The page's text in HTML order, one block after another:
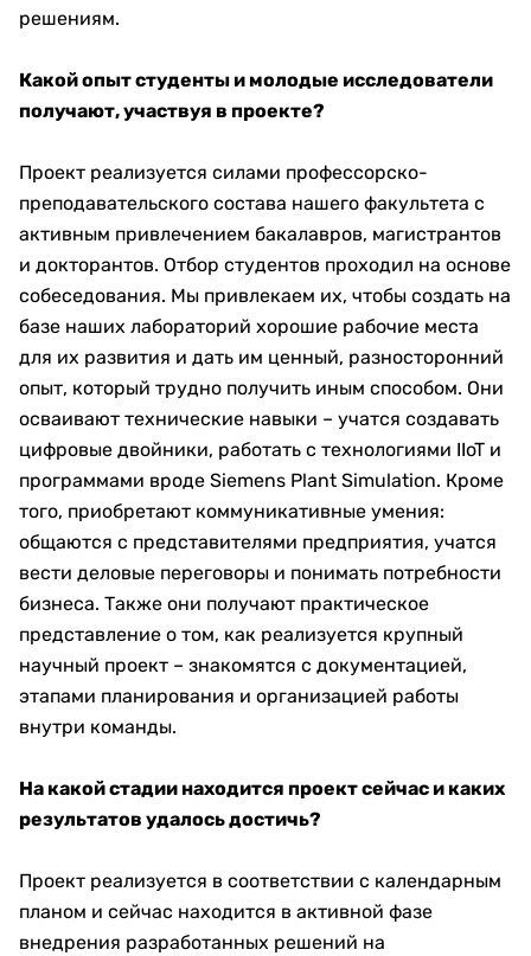
решениям.
Какой опыт студенты и молодые исследователи
получают, участвуя в проекте?
Проект реализуется силами профессорско-
преподавательского состава нашего факультета с
активным привлечением бакалавров, магистрантов
и докторантов. Отбор студентов проходил на основе
собеседования. Мы привлекаем их, чтобы создать на
базе наших лабораторий хорошие рабочие места
для их развития и дать им ценный, разносторонний
опыт, который трудно получить иным способом. Они
осваивают технические навыки – учатся создавать
цифровые двойники, работать с технологиями IIoT и
программами вроде Siemens Plant Simulation. Кроме
того, приобретают коммуникативные умения:
общаются с представителями предприятия, учатся
вести деловые переговоры и понимать потребности
бизнеса. Также они получают практическое
представление о том, как реализуется крупный
научный проект – знакомятся с документацией,
этапами планирования и организацией работы
внутри команды.
На какой стадии находится проект сейчас и каких
результатов удалось достичь?
Проект реализуется в соответствии с календарным
планом и сейчас находится в активной фазе
внедрения разработанных решений на